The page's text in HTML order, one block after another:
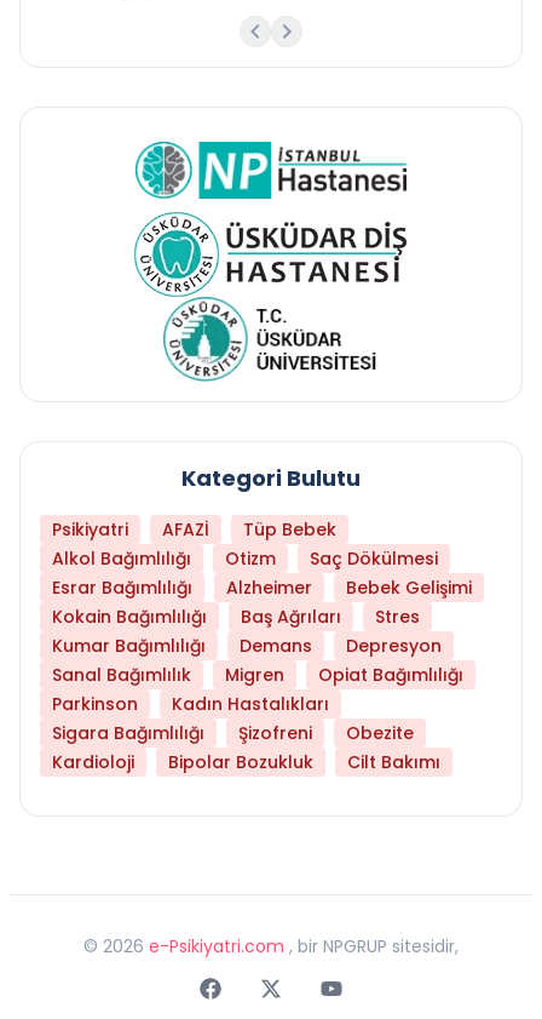
Kategori Bulutu
Psikiyatri AFAZİ
Tüp Bebek
Alkol Bağımlılığı
Otizm
Saç Dökülmesi
Esrar Bağımlılığı
Alzheimer
Bebek Gelişimi
Kokain Bağımlılığı
Baş Ağrıları
Stres
Kumar Bağımlılığı
Demans
Depresyon
Sanal Bağımlılık
Migren
Opiat Bağımlılığı
Parkinson
Kadın Hastalıkları
Sigara Bağımlılığı
Şizofreni
Obezite
Kardioloji
Bipolar Bozukluk Cilt Bakımı
© 2026 e-Psikiyatri.com , bir NPGRUP sitesidir,